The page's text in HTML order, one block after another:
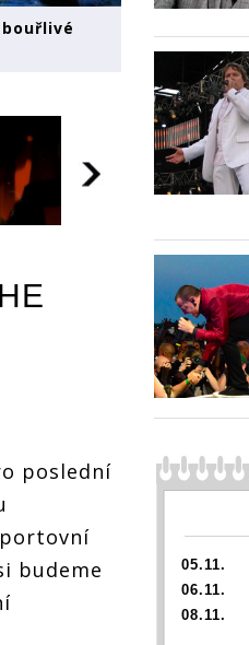
bouřlivé
poslední
budeme
05.11.
06.11.
08.11.